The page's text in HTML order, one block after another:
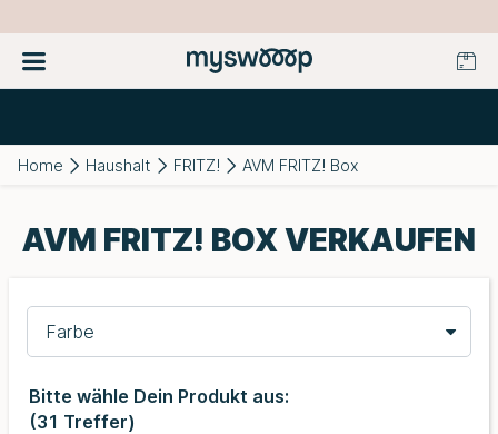
Home Haushalt FRITZ! AVM FRITZ! Box
AVM FRITZ! BOX VERKAUFEN
Farbe
Bitte wähle Dein Produkt aus:
(31 Treffer)